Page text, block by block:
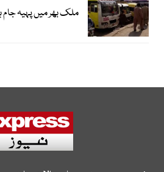
ملک بھر میں پہیہ جام